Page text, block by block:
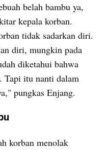
belah bambu ya,
kepala korban.
tidak sadarkan diri.
diri, mungkin pada
diketahui bahwa
Tapi itu nanti dalam
pungkas Enjang.
korban menolak